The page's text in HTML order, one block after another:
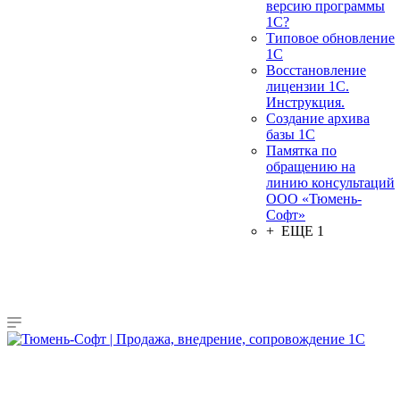
версию программы
1С?
Типовое обновление
1С
Восстановление
лицензии 1С.
Инструкция.
Создание архива
базы 1С
Памятка по
обращению на
линию консультаций
ООО «Тюмень-
Софт»
+ ЕЩЕ 1